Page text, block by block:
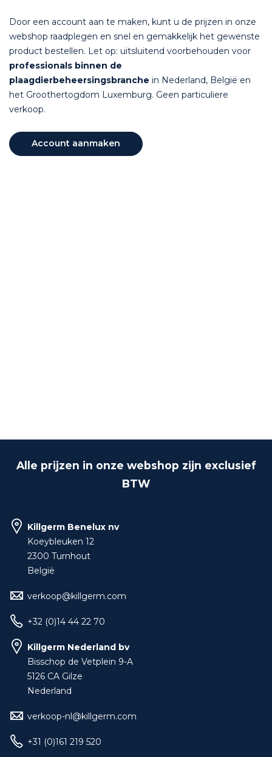
Door een account aan te maken, kunt u de prijzen in onze
webshop raadplegen en snel en gemakkelijk het gewenste
product bestellen. Let op: uitsluitend voorbehouden voor
professionals binnen de
plaagdierbeheersingsbranche in Nederland, België en
het Groothertogdom Luxemburg. Geen particuliere
verkoop.
Account aanmaken
Alle prijzen in onze webshop zijn exclusief
BTW
Killgerm Benelux nv
Koeybleuken 12
2300 Turnhout
België
verkoop@killgerm.com
+32 (0)14 44 22 70
Killgerm Nederland bv
Bisschop de Vetplein 9-A
5126 CA Gilze
Nederland
verkoop-nl@killgerm.com
+31 (0)161 219 520